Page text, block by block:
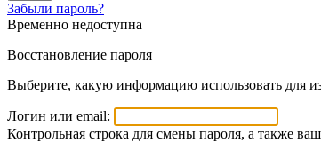
Забыли пароль?
Временно недоступна
Восстановление пароля
Выберите, какую информацию использовать для
Логин или email:
Контрольная строка для смены пароля, а также